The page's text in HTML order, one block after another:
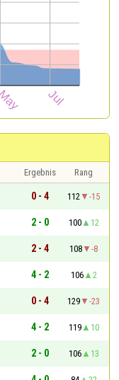
Ergebnis
Rang
0 - 4 112
-15
2 - 0 100
12
2 - 4 108
-8
4 - 2 106
2
0 - 4 129
-23
4 - 2 119
10
2 - 0 106
13